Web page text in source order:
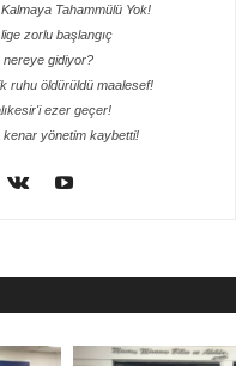
Tahammülü Yok!
zorlu başlangıç
nereye gidiyor?
ruhu öldürüldü maalesef!
ezer geçer!
kenar yönetim kaybetti!